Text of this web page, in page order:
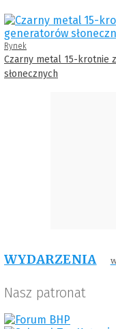
Rynek
Czarny metal 15-krotnie
słonecznych
WYDARZENIA
Nasz patronat